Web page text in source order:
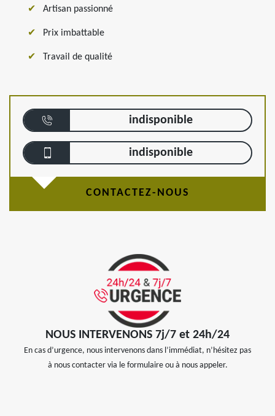
Artisan passionné
Prix imbattable
Travail de qualité
indisponible
indisponible
CONTACTEZ-NOUS
NOUS INTERVENONS 7j/7 et 24h/24
En cas d’urgence, nous intervenons dans l’immédiat, n’hésitez pas
à nous contacter via le formulaire ou à nous appeler.